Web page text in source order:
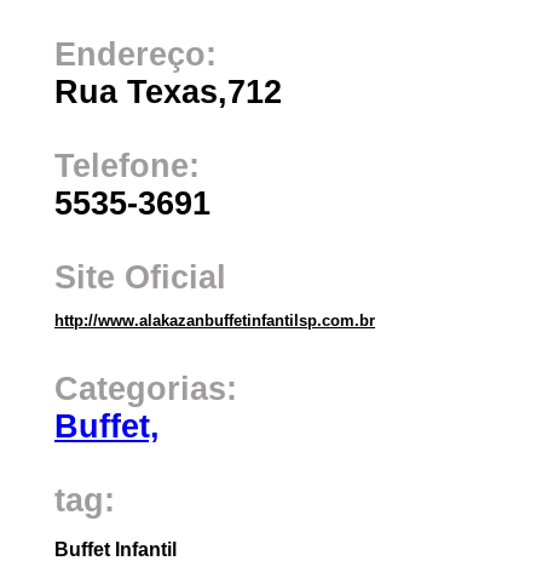
Endereço:
Rua Texas,712
Telefone:
5535-3691
Site Oficial
http://www.alakazanbuffetinfantilsp.com.br
Categorias:
Buffet,
tag:
Buffet Infantil